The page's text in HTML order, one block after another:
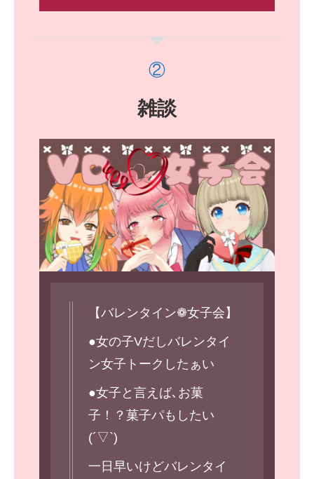
雑談
【バレンタイン❁女子会】
●女の子Vだしバレンタイ
ン女子トークしたぁい
●女子と言えば､お菓
子！？菓子パもしたい
(´▽`)
一日早いけどバレンタイ